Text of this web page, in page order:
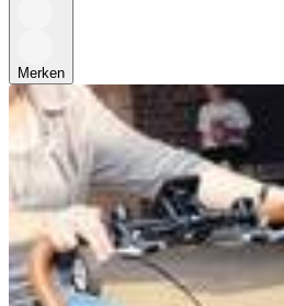
Merken